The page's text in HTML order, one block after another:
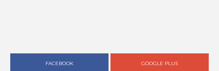
FACEBOOK GOOGLE PLUS